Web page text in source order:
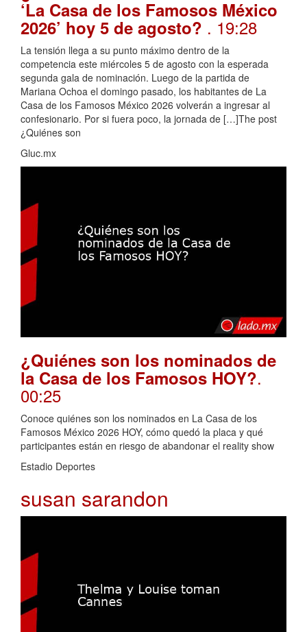
‘La Casa de los Famosos México
2026’ hoy 5 de agosto? . 19:28
La tensión llega a su punto máximo dentro de la
competencia este miércoles 5 de agosto con la esperada
segunda gala de nominación. Luego de la partida de
Mariana Ochoa el domingo pasado, los habitantes de La
Casa de los Famosos México 2026 volverán a ingresar al
confesionario. Por si fuera poco, la jornada de […]The post
¿Quiénes son
Gluc.mx
¿Quiénes son los nominados de
la Casa de los Famosos HOY?.
00:25
Conoce quiénes son los nominados en La Casa de los
Famosos México 2026 HOY, cómo quedó la placa y qué
participantes están en riesgo de abandonar el reality show
Estadio Deportes
susan sarandon